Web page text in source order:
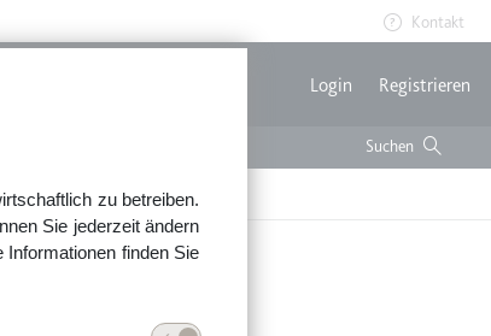
zu betreiben.
Sie jederzeit ändern
finden Sie
Kontakt
Login Registrieren
auf